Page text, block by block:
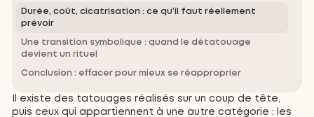
Il existe des tatouages réalisés sur un coup de tête,
puis ceux qui appartiennent à une autre catégorie : les
Durée, coût, cicatrisation : ce qu’il faut réellement
prévoir
Une transition symbolique : quand le détatouage
devient un rituel
Conclusion : effacer pour mieux se réapproprier